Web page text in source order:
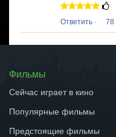
Ответить · 78
Фильмы
Сейчас играет в кино
Популярные фильмы
Предстоящие фильмы